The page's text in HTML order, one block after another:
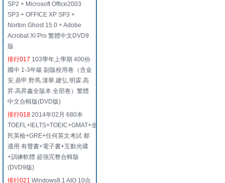
SP2 + Microsoft Office2003
SP3 + OFFICE XP SP3 +
Norton Ghost 15.0 + Adobe
Acrobat XI Pro 繁體中文DVD9
版
排行017 103學年上學期 400份
國中 1-3年級 副版校用卷（含金
安.鼎甲.野馬.漢華.建弘.明霖.高
昇.高昇鑫全版本.全部卷）繁體
中文合輯版(DVD版)
排行018 2014年02月 680本
TOEFL+IELTS+TOEIC+GMAT+全
民英檢+GRE+任何英文考試 都
適用 有聲書+電子書+互動光碟
+訓練軟體 超強完整合輯版
(DVD9版)
排行021 Windows8.1 AIO 10合